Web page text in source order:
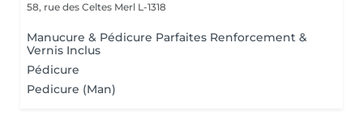
58, rue des Celtes Merl L-1318
Manucure & Pédicure Parfaites Renforcement &
Vernis Inclus
Pédicure
Pedicure (Man)